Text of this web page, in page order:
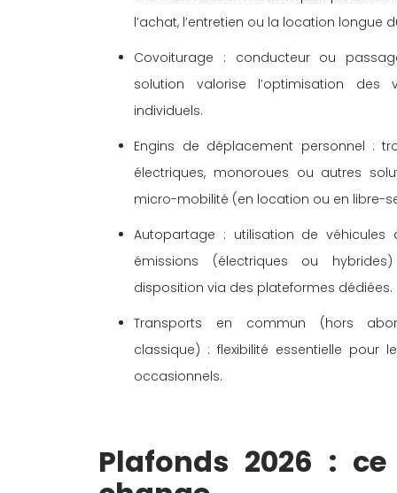
l’achat, l’entretien ou la location longue
Covoiturage : conducteur ou
solution valorise l’optimisation des
individuels.
Engins de déplacement personnel :
électriques, monoroues ou autres
micro-mobilité (en location ou en libre-
Autopartage : utilisation de véhicules
émissions (électriques ou
disposition via des plateformes dédiées.
Transports en commun (hors
classique) : flexibilité essentielle pour
occasionnels.
Plafonds 2026 :